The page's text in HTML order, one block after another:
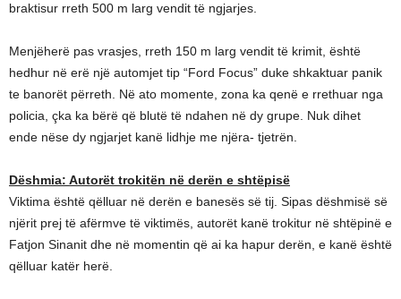
braktisur rreth 500 m larg vendit të ngjarjes.
Menjëherë pas vrasjes, rreth 150 m larg vendit të krimit, është
hedhur në erë një automjet tip “Ford Focus” duke shkaktuar panik
te banorët përreth. Në ato momente, zona ka qenë e rrethuar nga
policia, çka ka bërë që blutë të ndahen në dy grupe. Nuk dihet
ende nëse dy ngjarjet kanë lidhje me njëra- tjetrën.
Dëshmia: Autorët trokitën në derën e shtëpisë
Viktima është qëlluar në derën e banesës së tij. Sipas dëshmisë së
njërit prej të afërmve të viktimës, autorët kanë trokitur në shtëpinë e
Fatjon Sinanit dhe në momentin që ai ka hapur derën, e kanë është
qëlluar katër herë.